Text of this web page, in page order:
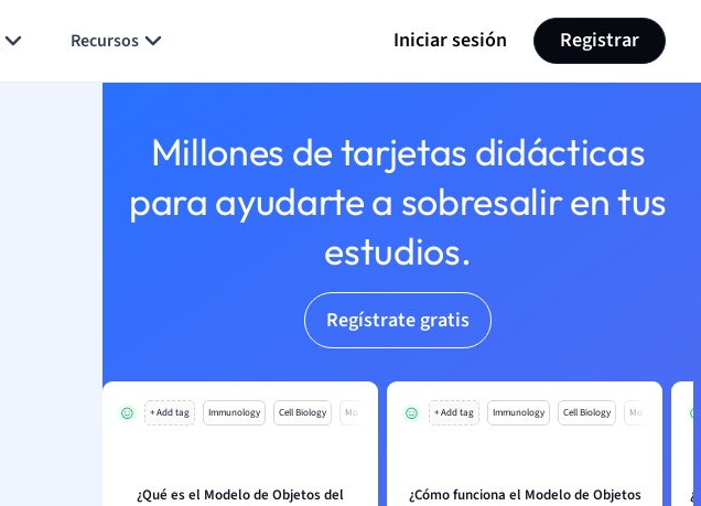
Recursos Iniciar sesión Registrar
Millones de tarjetas didácticas
para ayudarte a sobresalir en tus
estudios.
Regístrate gratis
+ Add tag Immunology Cell Biology Mo
¿Qué es el Modelo de Objetos del
+ Add tag Immunology Cell Biology Mo
¿Cómo funciona el Modelo de Objetos